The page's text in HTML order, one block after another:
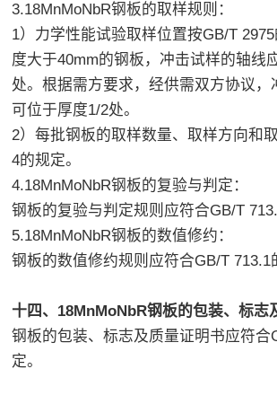
3.18MnMoNbR钢板的取样规则：
1）力学性能试验取样位置按GB/T
度大于40mm的钢板，冲击试样的轴线
处。根据需方要求，经供需双方协议，
可位于厚度1/2处。
2）每批钢板的取样数量、取样方向和
4的规定。
4.18MnMoNbR钢板的复验与判定：
钢板的复验与判定规则应符合GB/T
5.18MnMoNbR钢板的数值修约：
钢板的数值修约规则应符合GB/T 713.1
十四、18MnMoNbR钢板的包装、标志
钢板的包装、标志及质量证明书应符合
定。